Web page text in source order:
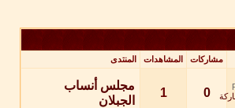
مشاركات المشاهدات المنتدى
0
1
مجلس أنساب
الجبلان